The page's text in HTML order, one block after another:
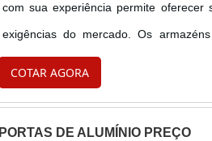
com sua experiência permite oferecer
exigências do mercado. Os
compostos por perfis de aço
imersão a quente e fe...
COTAR AGORA
PORTAS DE ALUMÍNIO PREÇO